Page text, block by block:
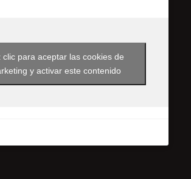
clic para aceptar las cookies de
y activar este contenido